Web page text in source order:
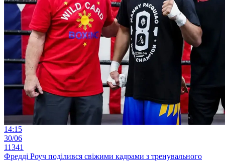
14:15
30/06
11341
Фредді Роуч поділився свіжими кадрами з тренувального